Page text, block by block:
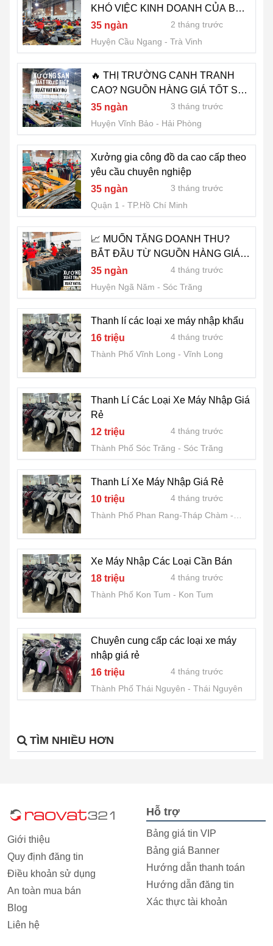
KHÓ VIỆC KINH DOANH CỦA BẠN
- 0822.879.469 (HẢO)
35 ngàn
2 tháng trước
Huyện Cầu Ngang
Trà Vinh
🔥 THỊ TRƯỜNG CẠNH TRANH
CAO? NGUỒN HÀNG GIÁ TỐT SẼ
GIÚP BẠN DỄ CHỐT ĐƠN HƠN -
0822.879.469 (HẢO)
35 ngàn
3 tháng trước
Huyện Vĩnh Bảo
Hải Phòng
Xưởng gia công đồ da cao cấp theo
yêu cầu chuyên nghiệp
35 ngàn
3 tháng trước
Quận 1
TP.Hồ Chí Minh
📈 MUỐN TĂNG DOANH THU?
BẮT ĐẦU TỪ NGUỒN HÀNG GIÁ
GỐC - 0822.879.469 (HẢO)
35 ngàn
4 tháng trước
Huyện Ngã Năm
Sóc Trăng
Thanh lí các loại xe máy nhập khẩu
16 triệu
4 tháng trước
Thành Phố Vĩnh Long
Vĩnh Long
Thanh Lí Các Loại Xe Máy Nhập Giá
Rẻ
12 triệu
4 tháng trước
Thành Phố Sóc Trăng
Sóc Trăng
Thanh Lí Xe Máy Nhập Giá Rẻ
10 triệu
4 tháng trước
Thành Phố Phan Rang-Tháp Chàm
Xe Máy Nhập Các Loại Cần Bán
18 triệu
4 tháng trước
Thành Phố Kon Tum
Kon Tum
Chuyên cung cấp các loại xe máy
nhập giá rẻ
16 triệu
4 tháng trước
Thành Phố Thái Nguyên
Thái Nguyên
TÌM NHIỀU HƠN
Giới thiệu
Quy định đăng tin
Điều khoản sử dụng
An toàn mua bán
Blog
Liên hệ
Hỗ trợ
Bảng giá tin VIP
Bảng giá Banner
Hướng dẫn thanh toán
Hướng dẫn đăng tin
Xác thực tài khoản